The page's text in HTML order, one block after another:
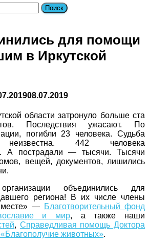
для помощи
в Иркутской
08.07.2019
области затронуло больше ста
Последствия ужасают. По
погибли 23 человека. Судьба
442 человека
А пострадали — тысячи. Тысячи
вещей, документов, лишились
объединились для
региона! В их числе члены
— Благотворительный фонд
и мир, а также наши
, Справедливая помощь Доктора
животных».